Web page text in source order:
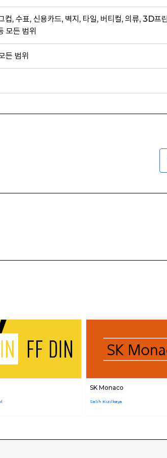
컵, 수표, 신용카드, 벽지, 타일, 버티컬, 의류, 3D프
모든 범위
든 범위
SK Monaco
Salih Kizilkaya